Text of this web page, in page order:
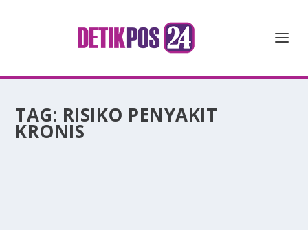
TAG: RISIKO PENYAKIT
KRONIS